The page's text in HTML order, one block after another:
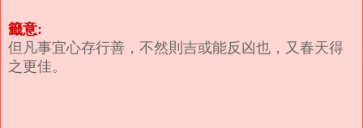
籤意:
但凡事宜心存行善，不然則吉或能反凶也，又春天得
之更佳。